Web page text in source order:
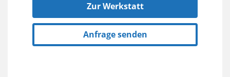
Zur Werkstatt
Anfrage senden